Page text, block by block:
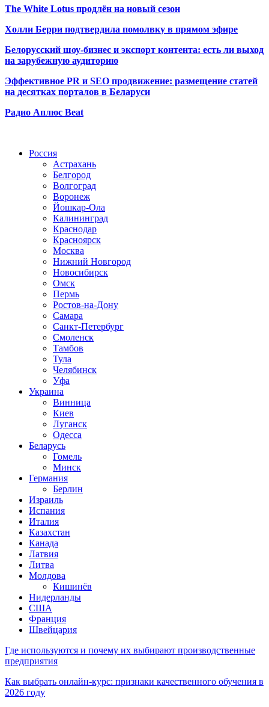
The White Lotus продлён на новый сезон
Холли Берри подтвердила помолвку в прямом эфире
Белорусский шоу-бизнес и экспорт контента: есть ли выход
на зарубежную аудиторию
Эффективное PR и SEO продвижение: размещение статей
на десятках порталов в Беларуси
Радио Аплюс Beat
Россия
Астрахань
Белгород
Волгоград
Воронеж
Йошкар-Ола
Калининград
Краснодар
Красноярск
Москва
Нижний Новгород
Новосибирск
Омск
Пермь
Ростов-на-Дону
Самара
Санкт-Петербург
Смоленск
Тамбов
Тула
Челябинск
Уфа
Украина
Винница
Киев
Луганск
Одесса
Беларусь
Гомель
Минск
Германия
Берлин
Израиль
Испания
Италия
Казахстан
Канада
Латвия
Литва
Молдова
Кишинёв
Нидерланды
США
Франция
Швейцария
Где используются и почему их выбирают производственные
предприятия
Как выбрать онлайн-курс: признаки качественного обучения в
2026 году